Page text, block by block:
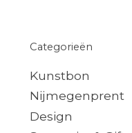
Categorieën
Kunstbon
Nijmegenprent
Design